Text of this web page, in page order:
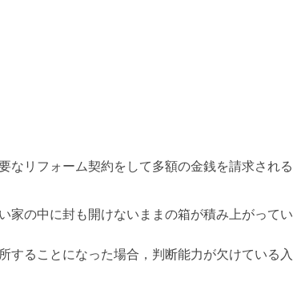
なリフォーム契約をして多額の金銭を請求され
家の中に封も開けないままの箱が積み上がって
することになった場合，判断能力が欠けている